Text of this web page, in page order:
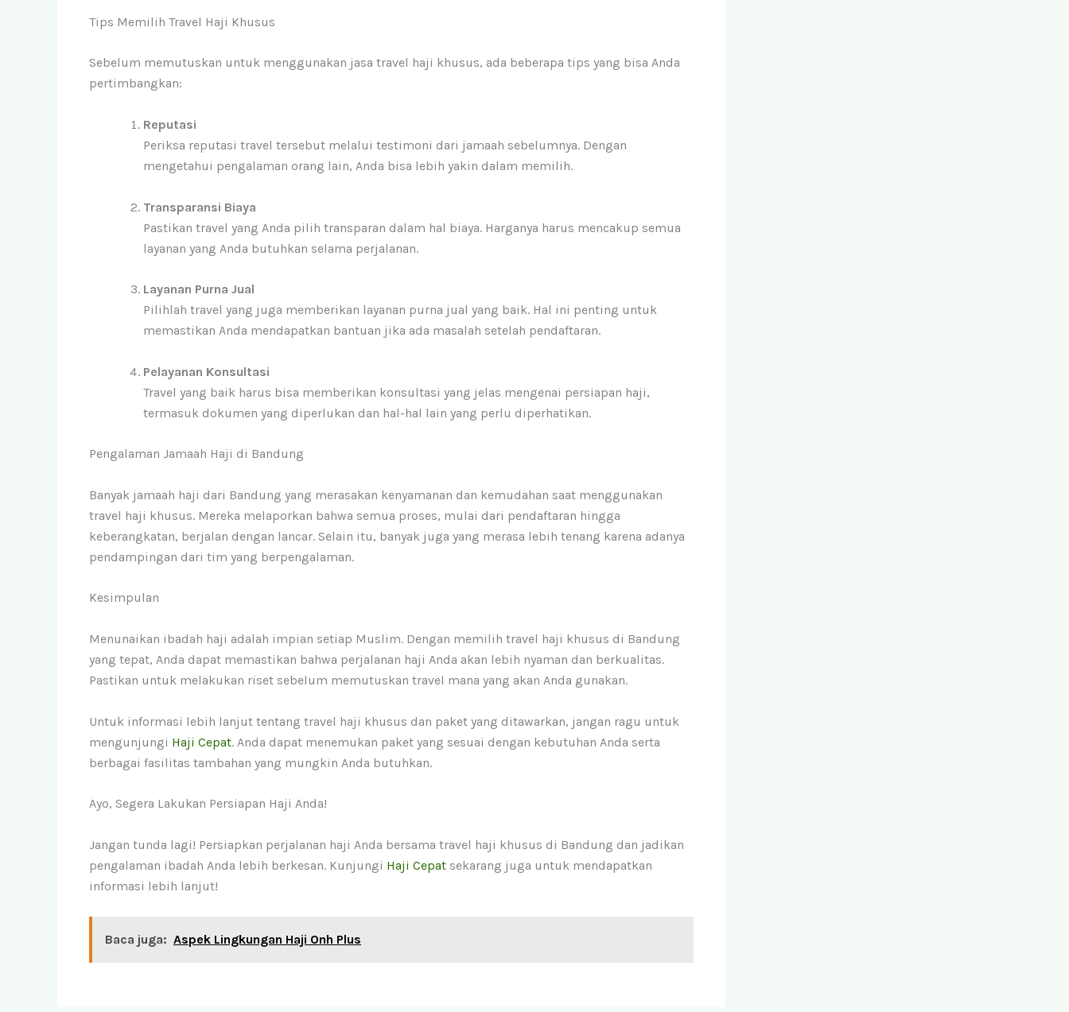
Tips Memilih Travel Haji Khusus
Sebelum memutuskan untuk menggunakan jasa travel haji khusus, ada beberapa tips yang bisa Anda
pertimbangkan:
Reputasi
Periksa reputasi travel tersebut melalui testimoni dari jamaah sebelumnya. Dengan
mengetahui pengalaman orang lain, Anda bisa lebih yakin dalam memilih.
Transparansi Biaya
Pastikan travel yang Anda pilih transparan dalam hal biaya. Harganya harus mencakup semua
layanan yang Anda butuhkan selama perjalanan.
Layanan Purna Jual
Pilihlah travel yang juga memberikan layanan purna jual yang baik. Hal ini penting untuk
memastikan Anda mendapatkan bantuan jika ada masalah setelah pendaftaran.
Pelayanan Konsultasi
Travel yang baik harus bisa memberikan konsultasi yang jelas mengenai persiapan haji,
termasuk dokumen yang diperlukan dan hal-hal lain yang perlu diperhatikan.
Pengalaman Jamaah Haji di Bandung
Banyak jamaah haji dari Bandung yang merasakan kenyamanan dan kemudahan saat menggunakan
travel haji khusus. Mereka melaporkan bahwa semua proses, mulai dari pendaftaran hingga
keberangkatan, berjalan dengan lancar. Selain itu, banyak juga yang merasa lebih tenang karena adanya
pendampingan dari tim yang berpengalaman.
Kesimpulan
Menunaikan ibadah haji adalah impian setiap Muslim. Dengan memilih travel haji khusus di Bandung
yang tepat, Anda dapat memastikan bahwa perjalanan haji Anda akan lebih nyaman dan berkualitas.
Pastikan untuk melakukan riset sebelum memutuskan travel mana yang akan Anda gunakan.
Untuk informasi lebih lanjut tentang travel haji khusus dan paket yang ditawarkan, jangan ragu untuk
mengunjungi Haji Cepat. Anda dapat menemukan paket yang sesuai dengan kebutuhan Anda serta
berbagai fasilitas tambahan yang mungkin Anda butuhkan.
Ayo, Segera Lakukan Persiapan Haji Anda!
Jangan tunda lagi! Persiapkan perjalanan haji Anda bersama travel haji khusus di Bandung dan jadikan
pengalaman ibadah Anda lebih berkesan. Kunjungi Haji Cepat sekarang juga untuk mendapatkan
informasi lebih lanjut!
Baca juga: Aspek Lingkungan Haji Onh Plus